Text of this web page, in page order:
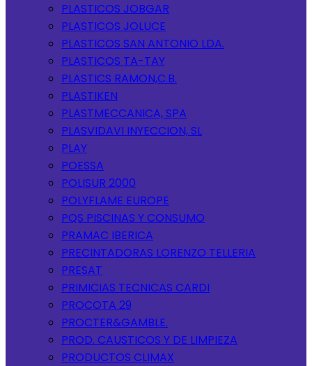
PLASTICOS JOBGAR
PLASTICOS JOLUCE
PLASTICOS SAN ANTONIO LDA.
PLASTICOS TA-TAY
PLASTICS RAMON,C.B.
PLASTIKEN
PLASTMECCANICA, SPA
PLASVIDAVI INYECCION, SL
PLAY
POESSA
POLISUR 2000
POLYFLAME EUROPE
PQS PISCINAS Y CONSUMO
PRAMAC IBERICA
PRECINTADORAS LORENZO TELLERIA
PRESAT
PRIMICIAS TECNICAS CARDI
PROCOTA 29
PROCTER&GAMBLE.
PROD. CAUSTICOS Y DE LIMPIEZA
PRODUCTOS CLIMAX